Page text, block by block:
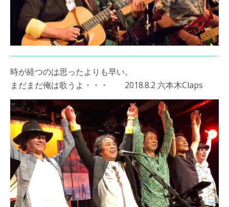
時が経つのは思ったよりも早い。
まだまだ俺は歌うよ・・・ 2018.8.2 六本木Claps